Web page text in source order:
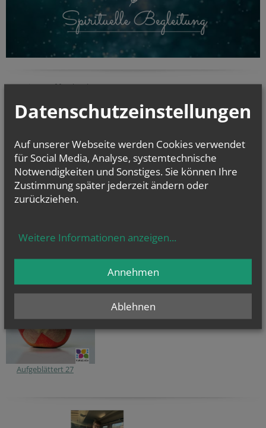
KaRoLieBe auf facebook:
Aufgeblättert 27
Datenschutzeinstellungen
Auf unserer Webseite werden Cookies verwendet
für Social Media, Analyse, systemtechnische
Notwendigkeiten und Sonstiges. Sie können Ihre
Zustimmung später jederzeit ändern oder
zurückziehen.
Weitere Informationen anzeigen...
Ablehnen
Annehmen